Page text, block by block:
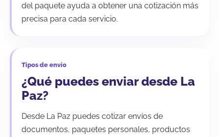
del paquete ayuda a obtener una cotización más
precisa para cada servicio.
Tipos de envío
¿Qué puedes enviar desde La
Paz?
Desde La Paz puedes cotizar envíos de
documentos, paquetes personales, productos